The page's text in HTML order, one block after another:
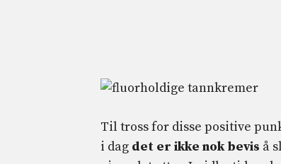
Til tross for disse positive
i dag det er ikke nok bevis å